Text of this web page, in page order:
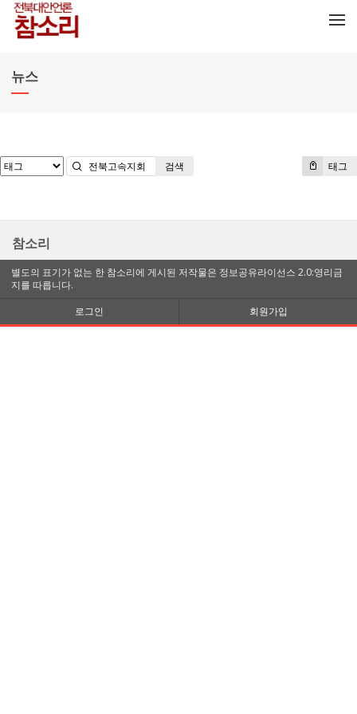
뉴스
태그
검색
참소리
별도의 표기가 없는 한 참소리에 게시된 저작물은 정보공유라이선스 2.0:영리금
지를 따릅니다.
로그인
회원가입